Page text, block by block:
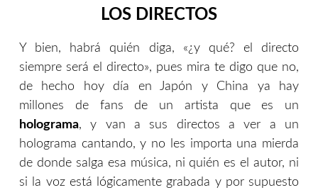
LOS DIRECTOS
Y bien, habrá quién diga, «¿y qué? el directo
siempre será el directo», pues mira te digo que no,
de hecho hoy día en Japón y China ya hay
millones de fans de un artista que es un
holograma, y van a sus directos a ver a un
holograma cantando, y no les importa una mierda
de donde salga esa música, ni quién es el autor, ni
si la voz está lógicamente grabada y por supuesto